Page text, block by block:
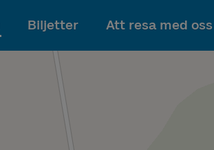
Till innehållet
Biljetter Att resa med oss